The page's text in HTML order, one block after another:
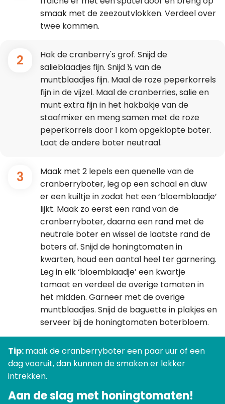
smaak met de zeezoutvlokken. Verdeel over
twee kommen.
2
Hak de cranberry's grof. Snijd de
salieblaadjes fijn. Snijd ½ van de
muntblaadjes fijn. Maal de roze peperkorrels
fijn in de vijzel. Maal de cranberries, salie en
munt extra fijn in het hakbakje van de
staafmixer en meng samen met de roze
peperkorrels door 1 kom opgeklopte boter.
Laat de andere boter neutraal.
3
Maak met 2 lepels een quenelle van de
cranberryboter, leg op een schaal en duw
er een kuiltje in zodat het een ‘bloemblaadje’
lijkt. Maak zo eerst een rand van de
cranberryboter, daarna een rand met de
neutrale boter en wissel de laatste rand de
boters af. Snijd de honingtomaten in
kwarten, houd een aantal heel ter garnering.
Leg in elk ‘bloemblaadje’ een kwartje
tomaat en verdeel de overige tomaten in
het midden. Garneer met de overige
muntblaadjes. Snijd de baguette in plakjes en
serveer bij de honingtomaten boterbloem.
Tip:maak de cranberryboter een paar uur of een
dag vooruit, dan kunnen de smaken er lekker
intrekken.
Aan de slag met honingtomaten!